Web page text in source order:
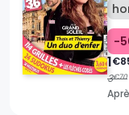
1
-
3€70